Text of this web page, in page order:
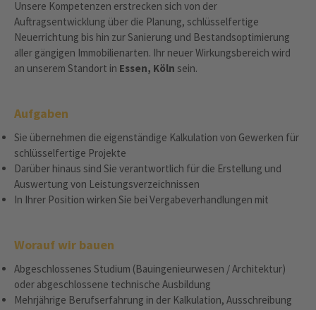
Unsere Kompetenzen erstrecken sich von der
Auftragsentwicklung über die Planung, schlüsselfertige
Neuerrichtung bis hin zur Sanierung und Bestandsoptimierung
aller gängigen Immobilienarten. Ihr neuer Wirkungsbereich wird
an unserem Standort in Essen, Köln sein.
Aufgaben
Sie übernehmen die eigenständige Kalkulation von Gewerken für
schlüsselfertige Projekte
Darüber hinaus sind Sie verantwortlich für die Erstellung und
Auswertung von Leistungsverzeichnissen
In Ihrer Position wirken Sie bei Vergabeverhandlungen mit
Worauf wir bauen
Abgeschlossenes Studium (Bauingenieurwesen / Architektur)
oder abgeschlossene technische Ausbildung
Mehrjährige Berufserfahrung in der Kalkulation, Ausschreibung